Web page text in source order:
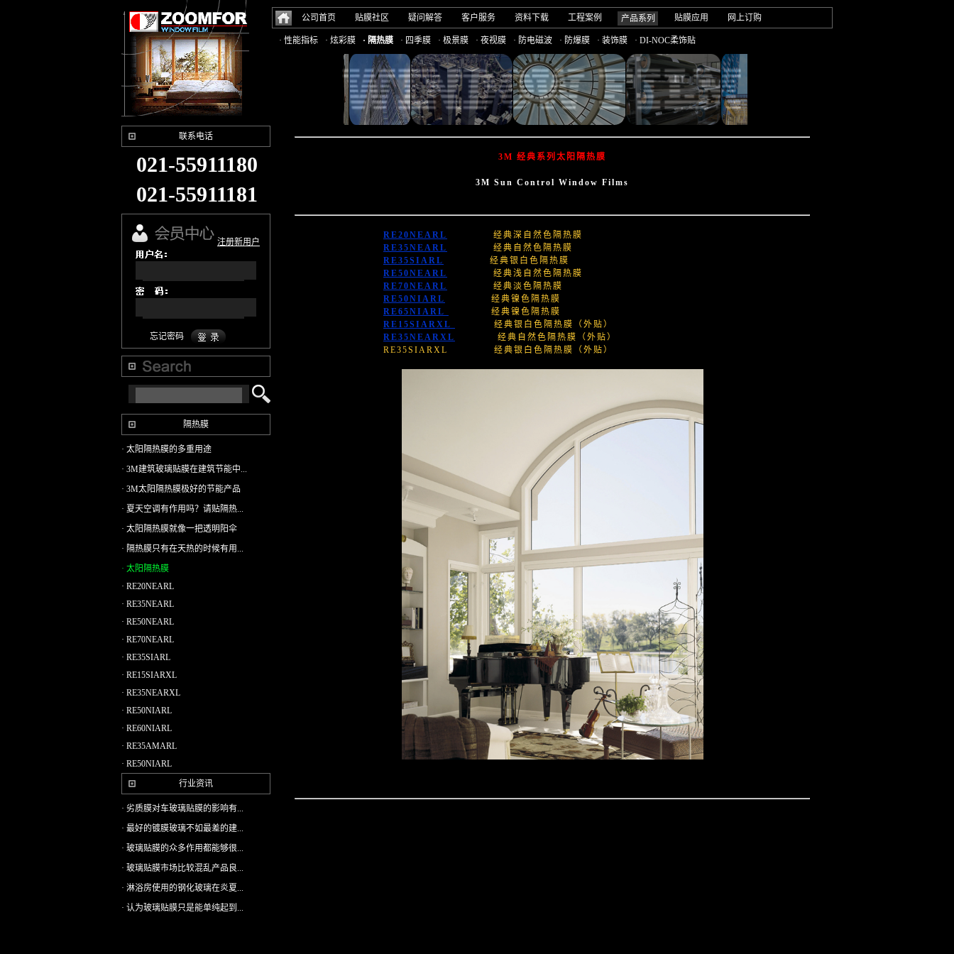
公司首页 贴膜社区 疑问解答 客户服务 资料下载 工程案例 产品系列 贴膜应用 网上订购
· 性能指标 · 炫彩膜 · 隔热膜 · 四季膜 · 极景膜 · 夜视膜 · 防电磁波 · 防爆膜 · 装饰膜 · DI-NOC柔饰贴
联系电话
021-55911180
021-55911181
注册新用户
忘记密码
隔热膜
· 太阳隔热膜的多重用途
· 3M建筑玻璃贴膜在建筑节能中...
· 3M太阳隔热膜极好的节能产品
· 夏天空调有作用吗？请贴隔热...
· 太阳隔热膜就像一把透明阳伞
· 隔热膜只有在天热的时候有用...
· 太阳隔热膜
· RE20NEARL
· RE35NEARL
· RE50NEARL
· RE70NEARL
· RE35SIARL
· RE15SIARXL
· RE35NEARXL
· RE50NIARL
· RE60NIARL
· RE35AMARL
· RE50NIARL
行业资讯
· 劣质膜对车玻璃贴膜的影响有...
· 最好的镀膜玻璃不如最差的建...
· 玻璃贴膜的众多作用都能够很...
· 玻璃贴膜市场比较混乱产品良...
· 淋浴房使用的钢化玻璃在炎夏...
· 认为玻璃贴膜只是能单纯起到...
3M 经典系列太阳隔热膜
3M Sun Control Window Films
RE20NEARL
经典深自然色隔热膜
RE35NEARL
经典自然色隔热膜
RE35SIARL
经典银白色隔热膜
RE50NEARL
经典浅自然色隔热膜
RE70NEARL
经典淡色隔热膜
RE50NIARL
经典镍色隔热膜
RE65NIARL
经典镍色隔热膜
RE15SIARXL
经典银白色隔热膜（外贴）
RE35NEARXL
经典自然色隔热膜（外贴）
RE35SIARXL 经典银白色隔热膜（外贴）